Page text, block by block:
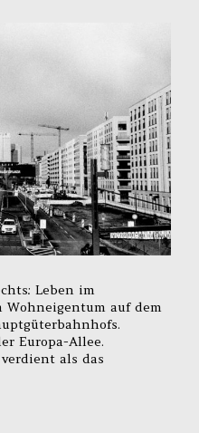
Leben im
Wohneigentum auf dem
Europa-Allee.
als das